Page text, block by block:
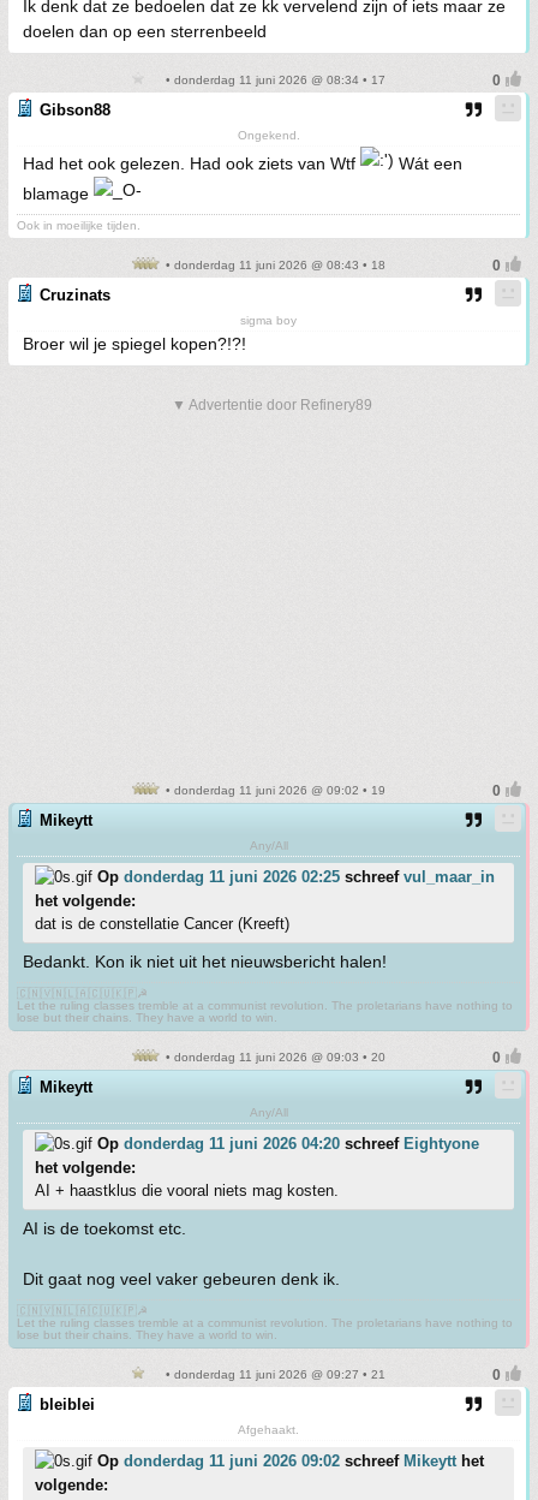
Ik denk dat ze bedoelen dat ze kk vervelend zijn of iets maar ze
doelen dan op een sterrenbeeld
• donderdag 11 juni 2026 @ 08:34 • 17
Gibson88
Ongekend.
Had het ook gelezen. Had ook ziets van Wtf
Wát een
blamage
Ook in moeilijke tijden.
• donderdag 11 juni 2026 @ 08:43 • 18
Cruzinats
sigma boy
Broer wil je spiegel kopen?!?!
▼ Advertentie door Refinery89
• donderdag 11 juni 2026 @ 09:02 • 19
Mikeytt
Any/All
Op donderdag 11 juni 2026 02:25 schreef vul_maar_in
het volgende:
dat is de constellatie Cancer (Kreeft)
Bedankt. Kon ik niet uit het nieuwsbericht halen!
🇨🇳🇻🇳🇱🇦🇨🇺🇰🇵☭
Let the ruling classes tremble at a communist revolution. The proletarians have nothing to
lose but their chains. They have a world to win.
• donderdag 11 juni 2026 @ 09:03 • 20
Mikeytt
Any/All
Op donderdag 11 juni 2026 04:20 schreef Eightyone
het volgende:
AI + haastklus die vooral niets mag kosten.
AI is de toekomst etc.
Dit gaat nog veel vaker gebeuren denk ik.
🇨🇳🇻🇳🇱🇦🇨🇺🇰🇵☭
Let the ruling classes tremble at a communist revolution. The proletarians have nothing to
lose but their chains. They have a world to win.
• donderdag 11 juni 2026 @ 09:27 • 21
bleiblei
Afgehaakt.
Op donderdag 11 juni 2026 09:02 schreef Mikeytthet
volgende: